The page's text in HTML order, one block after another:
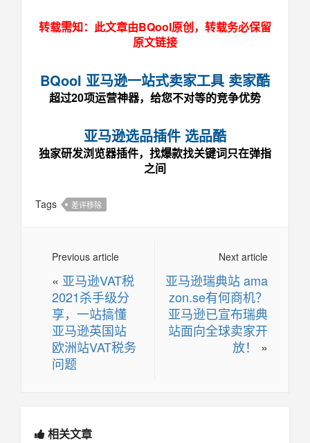
转载需知：此文章由BQool原创，转载务必保留
原文链接
BQool 亚马逊一站式卖家工具 卖家酷
超过20项运营神器，给您不对等的竞争优势
亚马逊选品插件 选品酷
独家研发浏览器插件，找爆款找关键词只在弹指
之间
Tags 差评移除
Next article
亚马逊瑞典站 ama
zon.se有何商机？
亚马逊已宣布瑞典
站面向全球卖家开
放！
»
Previous article
« 亚马逊VAT税
2021杀手级分
享，一站搞懂
亚马逊英国站
欧洲站VAT税务
问题
相关文章